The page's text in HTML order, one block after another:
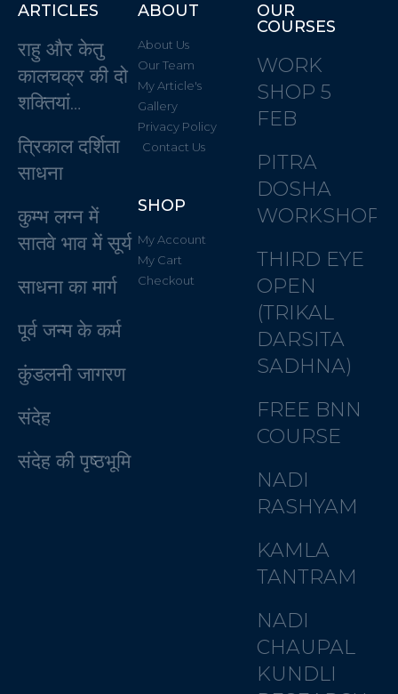
ARTICLES
राहु और केतु
कालचक्र की दो
शक्तियां…
त्रिकाल दर्शिता
साधना
कुम्भ लग्न में
सातवे भाव में सूर्य
साधना का मार्ग
पूर्व जन्म के कर्म
कुंडलनी जागरण
संदेह
संदेह की पृष्ठभूमि
ABOUT
About Us
Our Team
My Article's
Gallery
Privacy Policy
Contact Us
SHOP
My Account
My Cart
Checkout
OUR
COURSES
WORK
SHOP 5
FEB
PITRA
DOSHA
WORKSHOP
THIRD EYE
OPEN
(TRIKAL
DARSITA
SADHNA)
FREE BNN
COURSE
NADI
RASHYAM
KAMLA
TANTRAM
NADI
CHAUPAL
KUNDLI